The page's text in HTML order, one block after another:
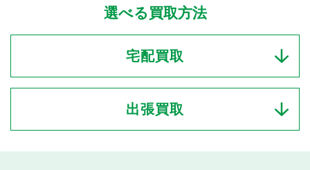
選べる買取方法
宅配買取
出張買取